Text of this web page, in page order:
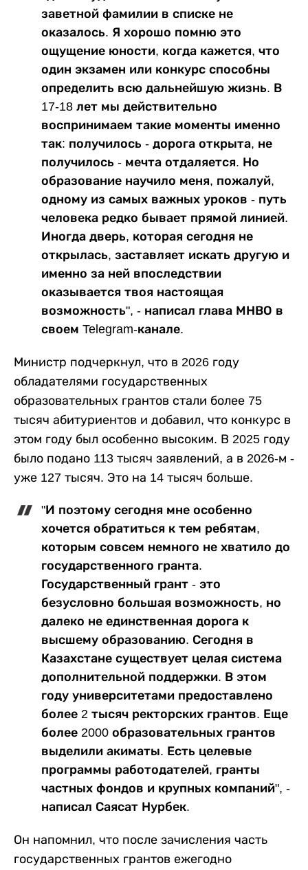
заветной фамилии в списке не
оказалось. Я хорошо помню это
ощущение юности, когда кажется, что
один экзамен или конкурс способны
определить всю дальнейшую жизнь. В
17-18 лет мы действительно
воспринимаем такие моменты именно
так: получилось - дорога открыта, не
получилось - мечта отдаляется. Но
образование научило меня, пожалуй,
одному из самых важных уроков - путь
человека редко бывает прямой линией.
Иногда дверь, которая сегодня не
открылась, заставляет искать другую и
именно за ней впоследствии
оказывается твоя настоящая
возможность", - написал глава МНВО в
своем Telegram-канале.
Министр подчеркнул, что в 2026 году
обладателями государственных
образовательных грантов стали более 75
тысяч абитуриентов и добавил, что конкурс в
этом году был особенно высоким. В 2025 году
было подано 113 тысяч заявлений, а в 2026-м -
уже 127 тысяч. Это на 14 тысяч больше.
"И поэтому сегодня мне особенно
хочется обратиться к тем ребятам,
которым совсем немного не хватило до
государственного гранта.
Государственный грант - это
безусловно большая возможность, но
далеко не единственная дорога к
высшему образованию. Сегодня в
Казахстане существует целая система
дополнительной поддержки. В этом
году университетами предоставлено
более 2 тысяч ректорских грантов. Еще
более 2000 образовательных грантов
выделили акиматы. Есть целевые
программы работодателей, гранты
частных фондов и крупных компаний", -
написал Саясат Нурбек.
Он напомнил, что после зачисления часть
государственных грантов ежегодно